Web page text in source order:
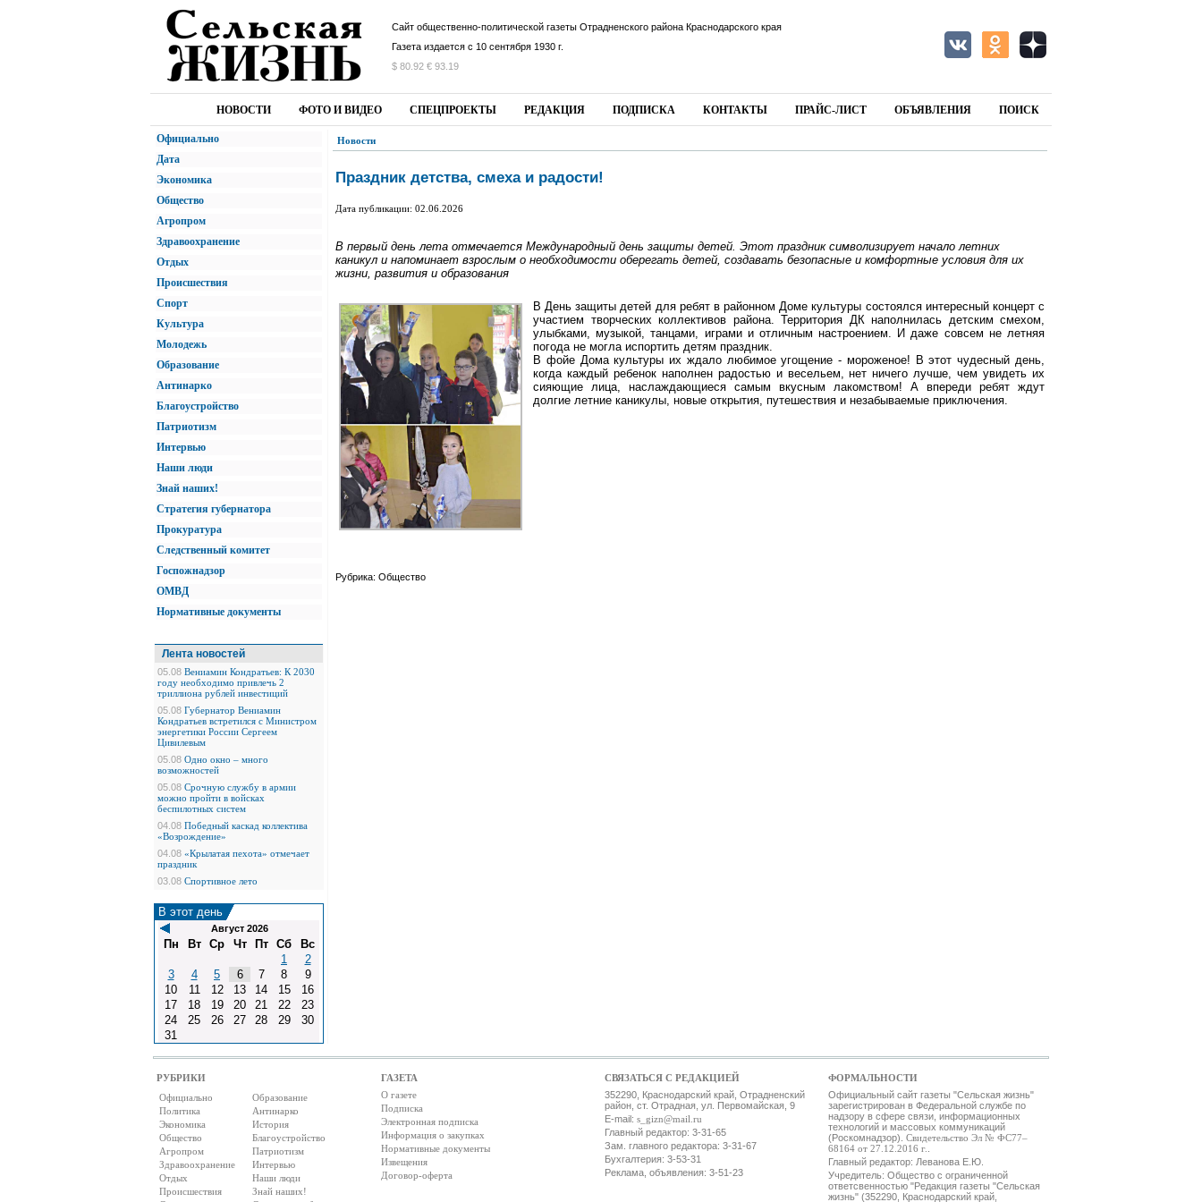
Сайт общественно-политической газеты Отрадненского района Краснодарского края
Газета издается с 10 сентября 1930 г.
$ 80.92 € 93.19
НОВОСТИ ФОТО И ВИДЕО СПЕЦПРОЕКТЫ РЕДАКЦИЯ ПОДПИСКА КОНТАКТЫ ПРАЙС-ЛИСТ ОБЪЯВЛЕНИЯ ПОИСК
Официально
Дата
Экономика
Общество
Агропром
Здравоохранение
Отдых
Происшествия
Спорт
Культура
Молодежь
Образование
Антинарко
Благоустройство
Патриотизм
Интервью
Наши люди
Знай наших!
Стратегия губернатора
Прокуратура
Следственный комитет
Госпожнадзор
ОМВД
Нормативные документы
Лента новостей
05.08 Вениамин Кондратьев: К 2030
году необходимо привлечь 2
триллиона рублей инвестиций
05.08 Губернатор Вениамин
Кондратьев встретился с Министром
энергетики России Сергеем
Цивилевым
05.08 Одно окно – много
возможностей
05.08 Срочную службу в армии
можно пройти в войсках
беспилотных систем
04.08 Победный каскад коллектива
«Возрождение»
04.08 «Крылатая пехота» отмечает
праздник
03.08 Спортивное лето
В этот день
Август 2026
Пн Вт Ср Чт Пт Сб
Вс
1
2
3
4 5 6 7 8
9
10
11 12 13 14 15
16
17
18 19 20 21 22
23
24
25 26 27 28 29
30
31
Новости
Праздник детства, смеха и радости!
Дата публикации: 02.06.2026
В первый день лета отмечается Международный день защиты детей. Этот праздник символизирует начало летних
каникул и напоминает взрослым о необходимости оберегать детей, создавать безопасные и комфортные условия для их
жизни, развития и образования
В День защиты детей для ребят в районном Доме культуры состоялся интересный концерт с
участием творческих коллективов района. Территория ДК наполнилась детским смехом,
улыбками, музыкой, танцами, играми и отличным настроением. И даже совсем не летняя
погода не могла испортить детям праздник.
В фойе Дома культуры их ждало любимое угощение - мороженое! В этот чудесный день,
когда каждый ребенок наполнен радостью и весельем, нет ничего лучше, чем увидеть их
сияющие лица, наслаждающиеся самым вкусным лакомством! А впереди ребят ждут
долгие летние каникулы, новые открытия, путешествия и незабываемые приключения.
Рубрика: Общество
РУБРИКИ ГАЗЕТА СВЯЗАТЬСЯ С РЕДАКЦИЕЙ
ФОРМАЛЬНОСТИ
Официально
Политика
Экономика
Общество
Агропром
Здравоохранение
Отдых
Происшествия
Образование
Антинарко
История
Благоустройство
Патриотизм
Интервью
Наши люди
Знай наших!
О газете
Подписка
Электронная подписка
Информация о закупках
Нормативные документы
Извещения
Договор-оферта
352290, Краснодарский край, Отрадненский
район, ст. Отрадная, ул. Первомайская, 9
E-mail: s_gizn@mail.ru
Главный редактор: 3-31-65
Зам. главного редактора: 3-31-67
Бухгалтерия: 3-53-31
Реклама, объявления: 3-51-23
Официальный сайт газеты "Сельская жизнь"
зарегистрирован в Федеральной службе по
надзору в сфере связи, информационных
технологий и массовых коммуникаций
(Роскомнадзор). Свидетельство Эл № ФС77–
68164 от 27.12.2016 г.
Главный редактор: Леванова Е.Ю.
Учредитель: Общество с ограниченной
ответсвенностью "Редакция газеты "Сельская
жизнь" (352290, Краснодарский край,